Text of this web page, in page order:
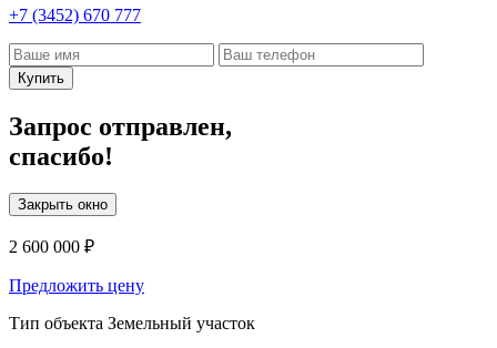
+7 (3452) 670 777
Купить
Запрос отправлен,
спасибо!
Закрыть окно
2 600 000 ₽
Предложить цену
Тип объекта Земельный участок